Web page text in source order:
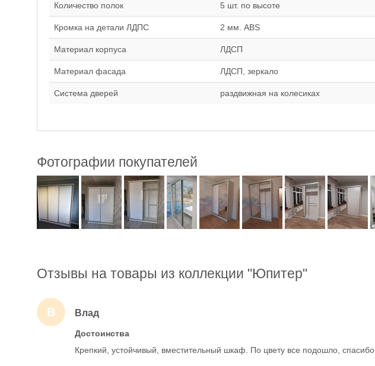
Количество полок 5 шт. по высоте
Кромка на детали ЛДПС 2 мм. ABS
Материал корпуса ЛДСП
Материал фасада ЛДСП, зеркало
Система дверей раздвижная на колесиках
Фотографии покупателей
Отзывы на товары из коллекции "Юпитер"
В Влад
Достоинства
Крепкий, устойчивый, вместительный шкаф. По цвету все подошло, спасибо